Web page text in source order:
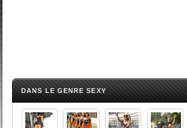
DANS LE GENRE SEXY